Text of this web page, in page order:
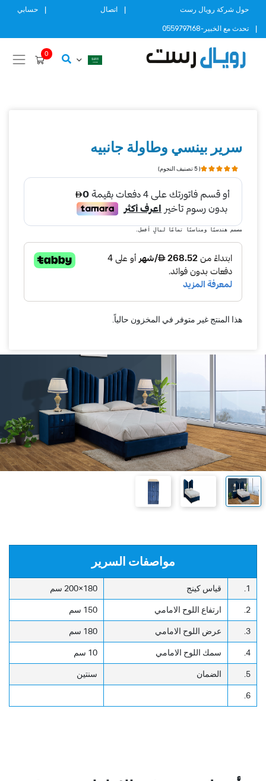
content
حول شركة رويال رست اتصال حسابي
تحدث مع الخبير-0559797168
0
سرير بينسي وطاولة جانبيه
( 5 تصنيف النجوم)
مصمم هندسيًا ومناسبًا تمامًا ليالٍ أفضل.
هذا المنتج غير متوفر في المخزون حالياً.
مواصفات السرير
1. قياس كينج 180×200 سم
2. ارتفاع اللوح الامامي 150 سم
3. عرض اللوح الامامي 180 سم
4. سمك اللوح الامامي 10 سم
5. الضمان سنتين
6.